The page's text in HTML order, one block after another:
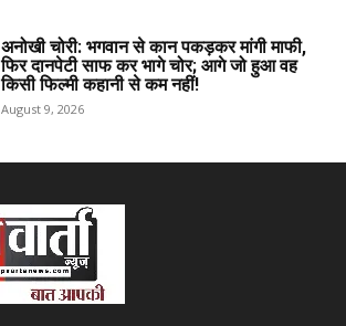
अनोखी चोरी: भगवान से कान पकड़कर मांगी माफी,
फिर दानपेटी साफ कर भागे चोर; आगे जो हुआ वह
किसी फिल्मी कहानी से कम नहीं!
August 9, 2026